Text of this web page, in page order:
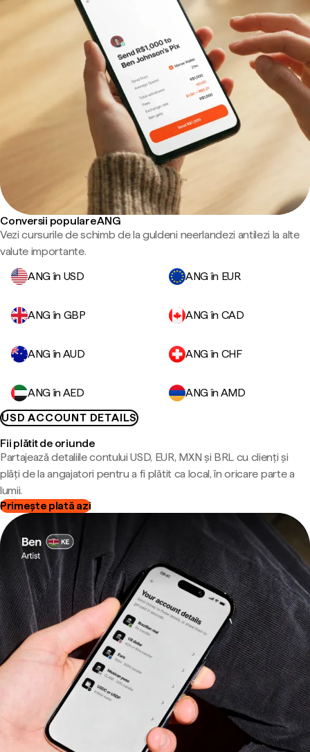
Conversii populare ANG
Vezi cursurile de schimb de la guldeni neerlandezi antilezi la alte
valute importante.
ANG în USD
ANG în EUR
ANG în GBP ANG în CAD
ANG în AUD ANG în CHF
ANG în AED
ANG în AMD
USD ACCOUNT DETAILS
Fii plătit de oriunde
Partajează detaliile contului USD, EUR, MXN și BRL cu clienți și
plăți de la angajatori pentru a fi plătit ca local, în oricare parte a
lumii.
Primește plată azi